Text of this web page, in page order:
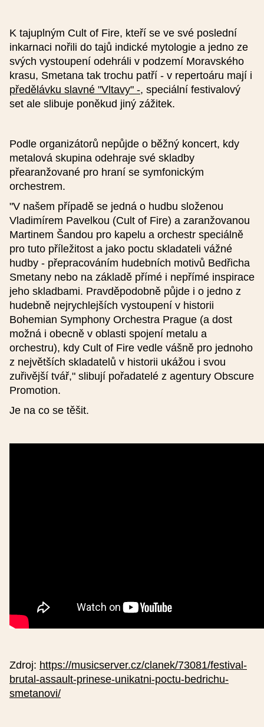
K tajuplným Cult of Fire, kteří se ve své poslední
inkarnaci nořili do tajů indické mytologie a jedno ze
svých vystoupení odehráli v podzemí Moravského
krasu, Smetana tak trochu patří - v repertoáru mají i
předělávku slavné "Vltavy" -, speciální festivalový
set ale slibuje poněkud jiný zážitek.
Podle organizátorů nepůjde o běžný koncert, kdy
metalová skupina odehraje své skladby
přearanžované pro hraní se symfonickým
orchestrem.
"V našem případě se jedná o hudbu složenou
Vladimírem Pavelkou (Cult of Fire) a zaranžovanou
Martinem Šandou pro kapelu a orchestr speciálně
pro tuto příležitost a jako poctu skladateli vážné
hudby - přepracováním hudebních motivů Bedřicha
Smetany nebo na základě přímé i nepřímé inspirace
jeho skladbami. Pravděpodobně půjde i o jedno z
hudebně nejrychlejších vystoupení v historii
Bohemian Symphony Orchestra Prague (a dost
možná i obecně v oblasti spojení metalu a
orchestru), kdy Cult of Fire vedle vášně pro jednoho
z největších skladatelů v historii ukážou i svou
zuřivější tvář," slibují pořadatelé z agentury Obscure
Promotion.
Je na co se těšit.
Zdroj: https://musicserver.cz/clanek/73081/festival-
brutal-assault-prinese-unikatni-poctu-bedrichu-
smetanovi/
Podrobnosti
Typ události
Jde o akci konanou v rámci projektu
Smetana200
Webová stránka (česky)
Webová stránka (anglicky)
Popis (50-230 znaků) (česky)
Popis (50-230 znaků) (anglicky)
Základní cena
Snížená cena